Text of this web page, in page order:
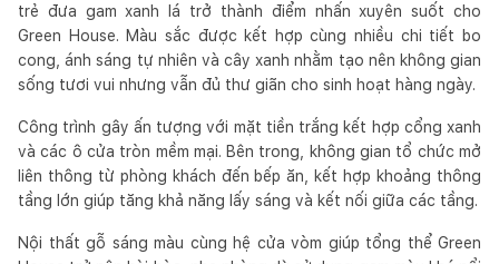
trẻ đưa gam xanh lá trở thành điểm nhấn xuyên suốt cho
Green House. Màu sắc được kết hợp cùng nhiều chi tiết bo
cong, ánh sáng tự nhiên và cây xanh nhằm tạo nên không gian
sống tươi vui nhưng vẫn đủ thư giãn cho sinh hoạt hàng ngày.
Công trình gây ấn tượng với mặt tiền trắng kết hợp cổng xanh
và các ô cửa tròn mềm mại. Bên trong, không gian tổ chức mở
liên thông từ phòng khách đến bếp ăn, kết hợp khoảng thông
tầng lớn giúp tăng khả năng lấy sáng và kết nối giữa các tầng.
Nội thất gỗ sáng màu cùng hệ cửa vòm giúp tổng thể Green